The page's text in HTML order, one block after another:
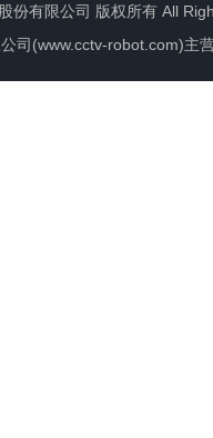
份有限公司 版权所有 All
司(www.cctv-robot.com)主